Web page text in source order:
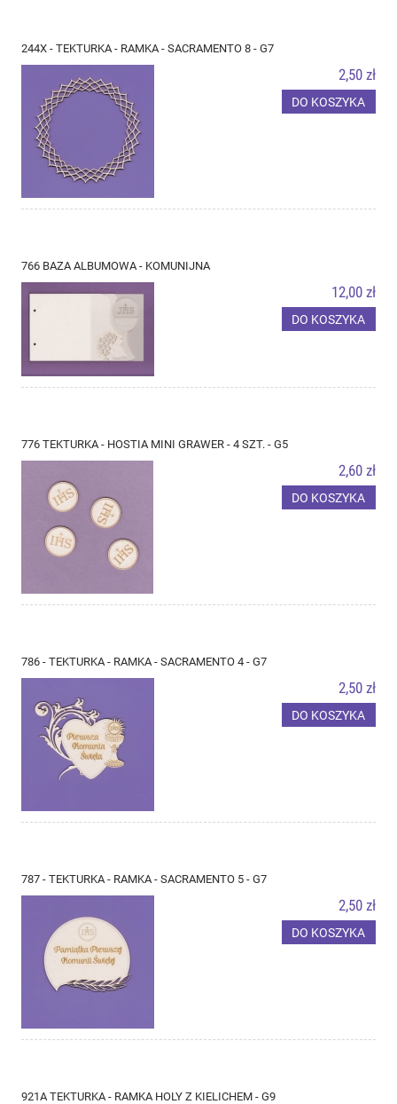
244X - TEKTURKA - RAMKA - SACRAMENTO 8 - G7
2,50 zł
DO KOSZYKA
766 BAZA ALBUMOWA - KOMUNIJNA
12,00 zł
DO KOSZYKA
776 TEKTURKA - HOSTIA MINI GRAWER - 4 SZT. - G5
2,60 zł
DO KOSZYKA
786 - TEKTURKA - RAMKA - SACRAMENTO 4 - G7
2,50 zł
DO KOSZYKA
787 - TEKTURKA - RAMKA - SACRAMENTO 5 - G7
2,50 zł
DO KOSZYKA
921A TEKTURKA - RAMKA HOLY Z KIELICHEM - G9